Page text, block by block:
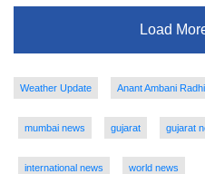
Load
Weather Update Anant Ambani
mumbai news gujarat gujarat
international news world news